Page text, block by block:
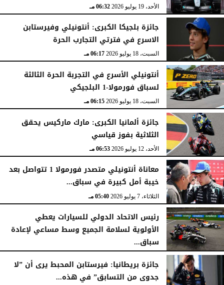
الأحد، 19 يوليو 2026 06:32 مـ
جائزة بلجيكا الكبرى: أنتونيلي وفيرستابن
الاسرع في فترتي التجارب الحرة
السبت، 18 يوليو 2026 06:17 مـ
أنتونيلي الأسرع في التجربة الحرة الثالثة
لسباق فورمولا-1 البلجيكي
السبت، 18 يوليو 2026 06:15 مـ
جائزة ألمانيا الكبرى: مارك ماركيس يحقق
الثلاثية بفوز قياسي
الأحد، 12 يوليو 2026 06:53 مـ
معاناة أنتونيلي متصدر فورمولا 1 تتواصل بعد
خيبة أمل كبيرة في سباق...
الثلاثاء، 7 يوليو 2026 05:40 مـ
رئيس الاتحاد الدولي للسيارات يعطي
الأولوية لسلامة الجميع وسط مساعي لإعادة
سباق...
الثلاثاء، 7 يوليو 2026 05:39 مـ
جائزة بريطانيا: فيرستابن المحبط يرى أن ”لا
جدوى من التسابق” في هذه...